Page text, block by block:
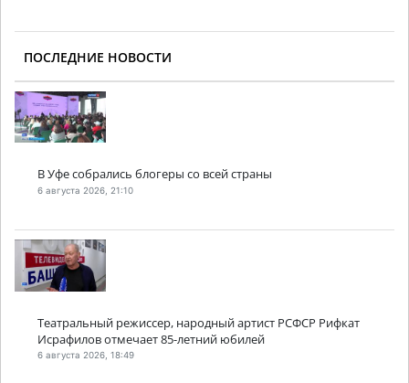
ПОСЛЕДНИЕ НОВОСТИ
В Уфе собрались блогеры со всей страны
6 августа 2026, 21:10
Театральный режиссер, народный артист РСФСР Рифкат
Исрафилов отмечает 85-летний юбилей
6 августа 2026, 18:49